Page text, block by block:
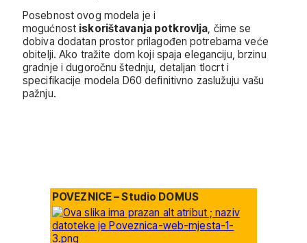
Posebnost ovog modela je i
mogućnost iskorištavanja potkrovlja, čime se
dobiva dodatan prostor prilagođen potrebama veće
obitelji. Ako tražite dom koji spaja eleganciju, brzinu
gradnje i dugoročnu štednju, detaljan tlocrt i
specifikacije modela D60 definitivno zaslužuju vašu
pažnju.
POVEZNICE – Studio DOMUS